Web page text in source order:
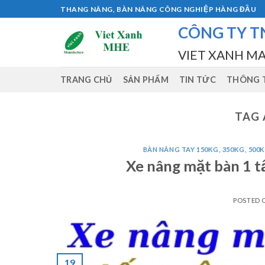
to
THANG NÂNG, BÀN NÂNG CÔNG NGHIỆP HÀNG ĐẦU
CÔNG TY
VIET XANH
TRANG CHỦ SẢN PHẨM TIN TỨC THÔNG
TAG
BÀN NÂNG TAY 150KG, 350KG,
Xe nâng mặt bàn 1
POSTED
19